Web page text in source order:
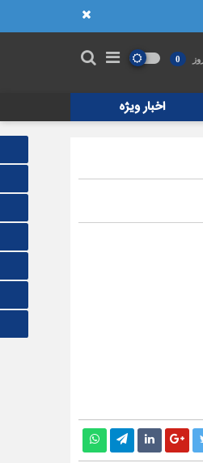
0
اخبار ویژه
رسانه؛ وقتی روایت، سلاح دشمن می‌شود